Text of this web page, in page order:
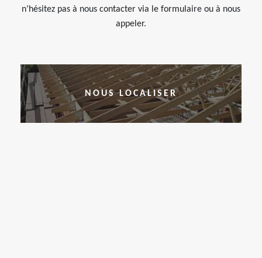
n’hésitez pas à nous contacter via le formulaire ou à nous
appeler.
NOUS LOCALISER